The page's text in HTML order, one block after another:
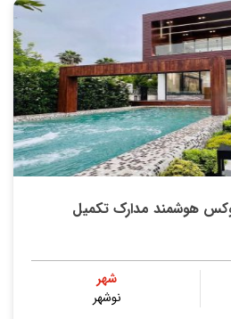
هوشمند مدارک تکمیل
شهر
نوشهر